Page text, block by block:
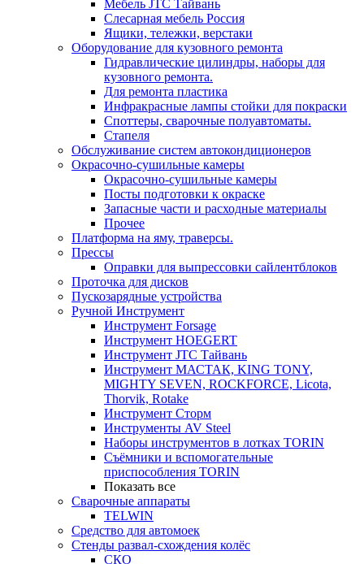
Мебель JTC Тайвань
Слесарная мебель Россия
Ящики, тележки, верстаки
Оборудование для кузовного ремонта
Гидравлические цилиндры, наборы для
кузовного ремонта.
Для ремонта пластика
Инфракрасные лампы стойки для покраски
Споттеры, сварочные полуавтоматы.
Стапеля
Обслуживание систем автокондиционеров
Окрасочно-сушильные камеры
Окрасочно-сушильные камеры
Посты подготовки к окраске
Запасные части и расходные материалы
Прочее
Платформа на яму, траверсы.
Прессы
Оправки для выпрессовки сайлентблоков
Проточка для дисков
Пускозарядные устройства
Ручной Инструмент
Инструмент Forsage
Инструмент HOEGERT
Инструмент JTC Тайвань
Инструмент МАСТАК, KING TONY,
MIGHTY SEVEN, ROCKFORCE, Licota,
Thorvik, Rotake
Инструмент Сторм
Инструменты AV Steel
Наборы инструментов в лотках TORIN
Съёмники и вспомогательные
приспособления TORIN
Показать все
Сварочные аппараты
TELWIN
Средство для автомоек
Стенды развал-схождения колёс
СКО